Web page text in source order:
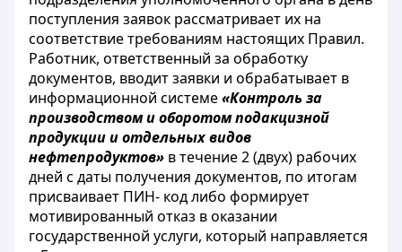
поступления заявок рассматривает их на
соответствие требованиям настоящих Правил.
Работник, ответственный за обработку
документов, вводит заявки и обрабатывает в
информационной системе«Контроль за
производством и оборотом подакцизной
продукции и отдельных видов
нефтепродуктов» в течение 2 (двух) рабочих
дней с даты получения документов, по итогам
присваивает ПИН- код либо формирует
мотивированный отказ в оказании
государственной услуги, который направляется